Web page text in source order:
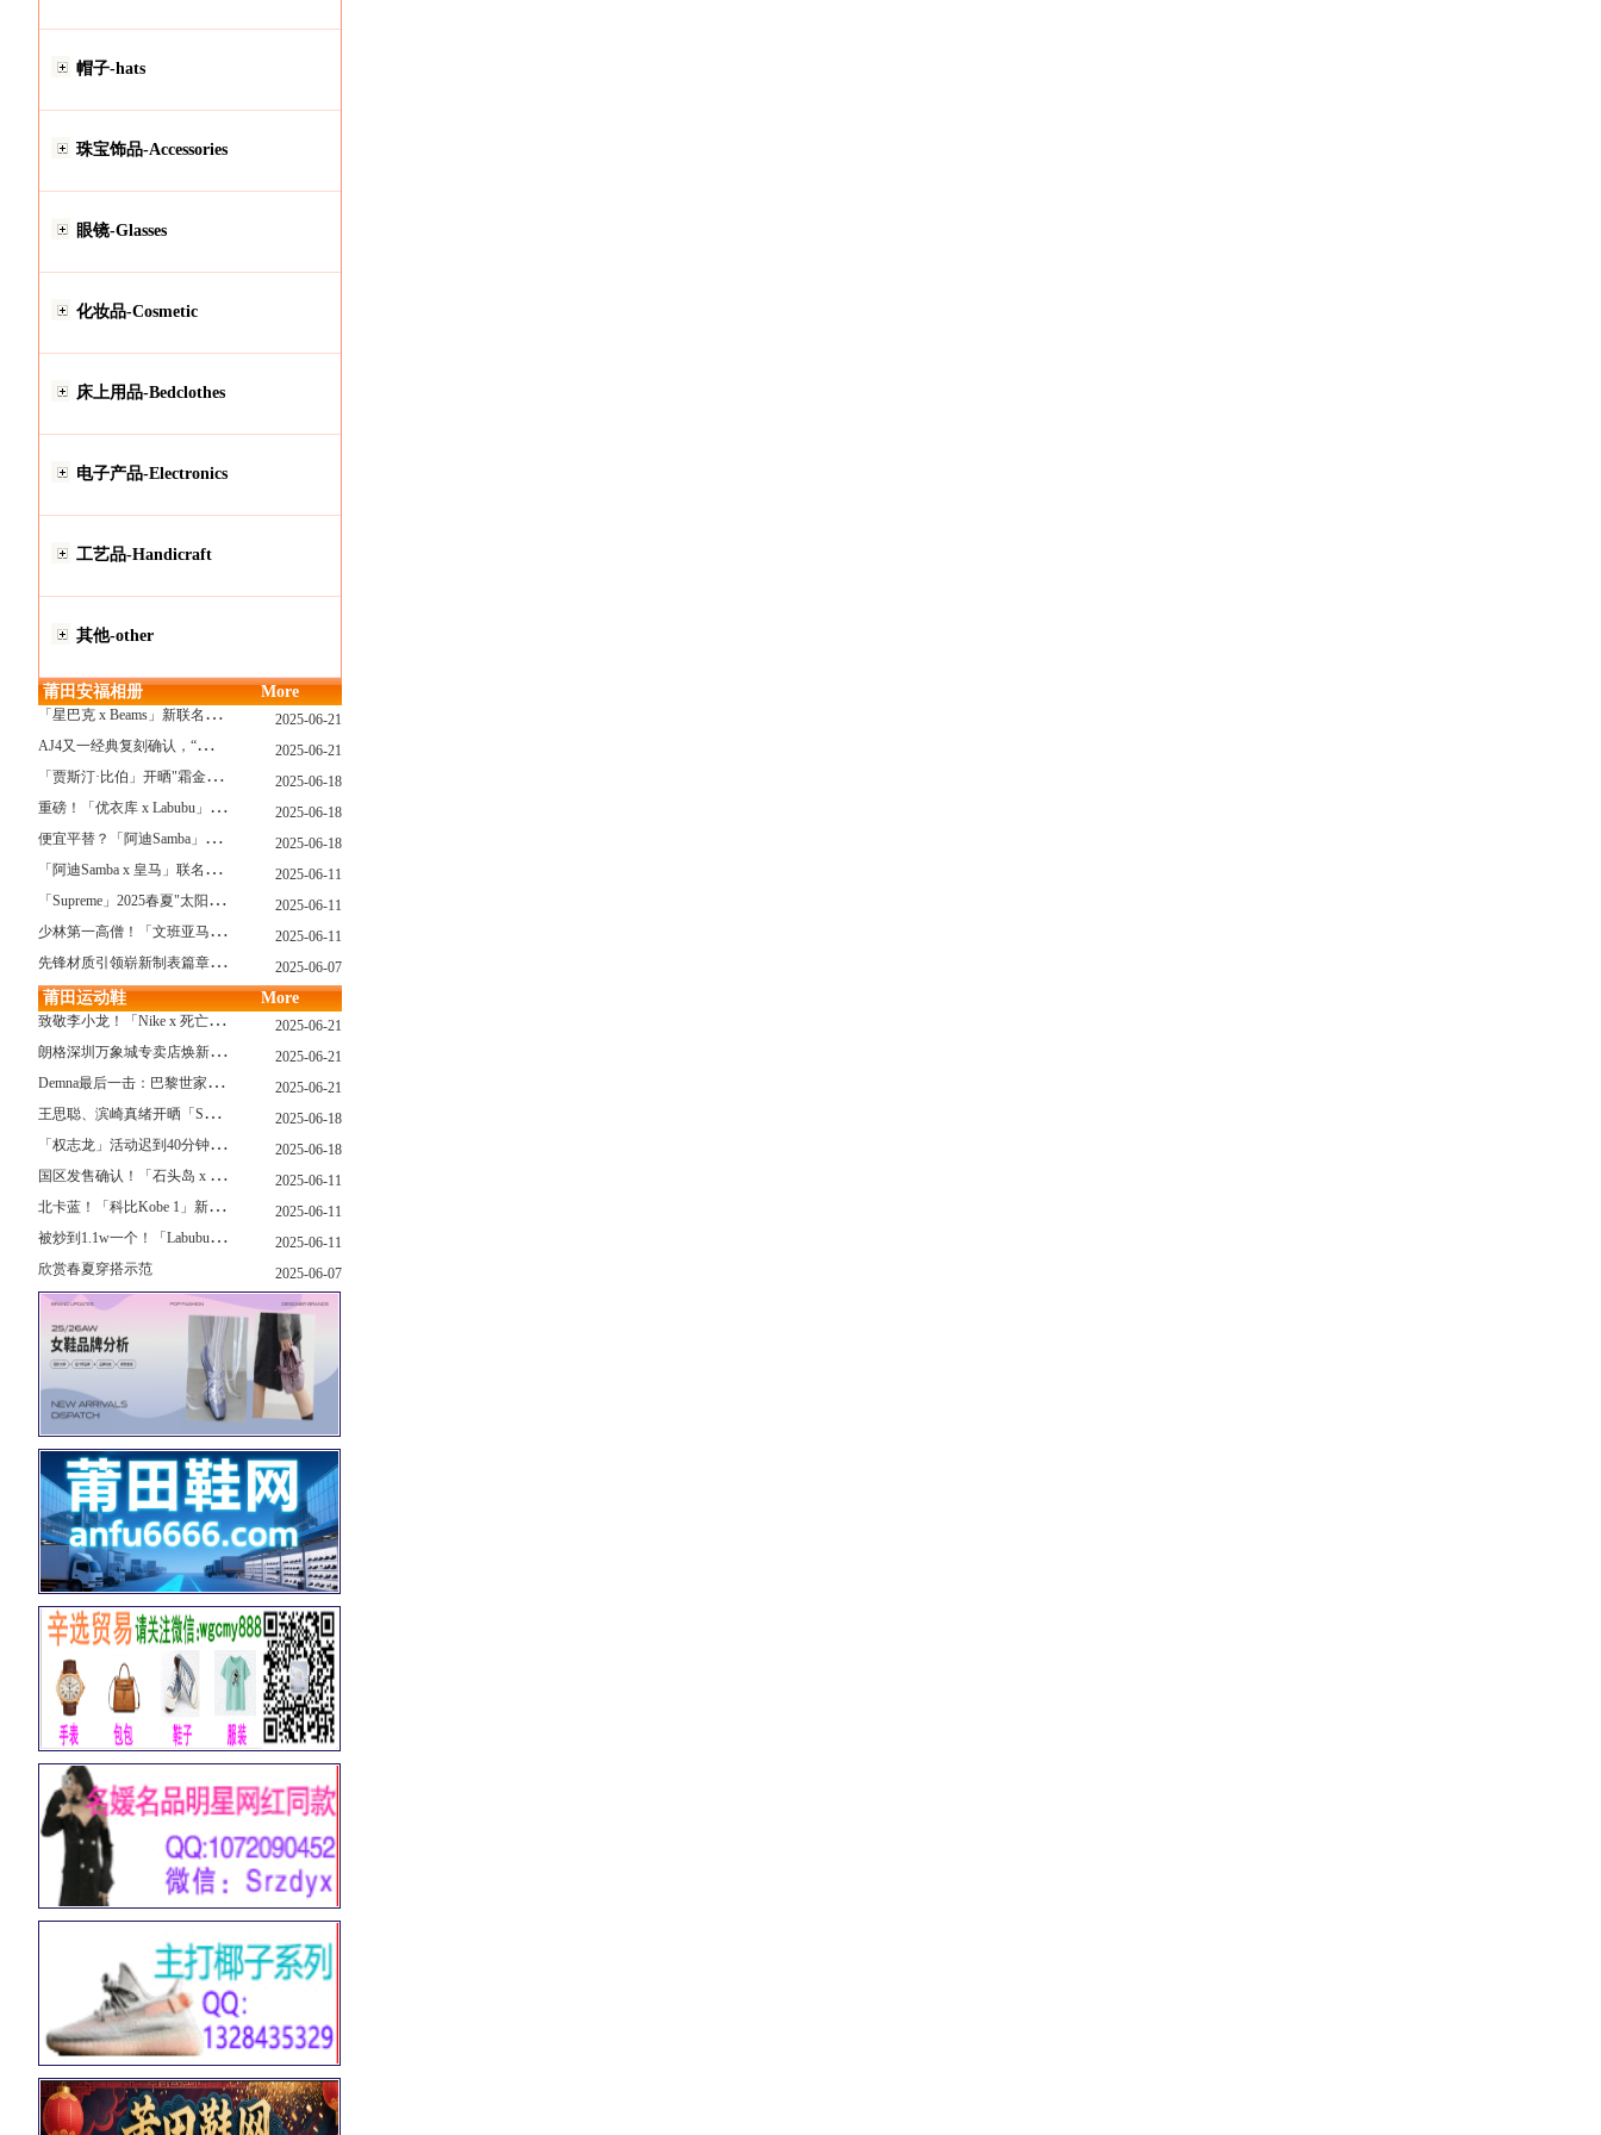
帽子-hats
珠宝饰品-Accessories
眼镜-Glasses
化妆品-Cosmetic
床上用品-Bedclothes
电子产品-Electronics
工艺品-Handicraft
其他-other
莆田安福相册 More
「
星巴克 x Beams」新联名系列曝光，定档发售！ 2025-06-21
A
J4又一经典复刻确认，“黑猫”配色发售日公布了！ 2025-06-21
「
贾斯汀·比伯」开晒"霜金爱彼AP"皇家橡树，破产？不可能的... 2025-06-18
重
磅！「优衣库 x Labubu」联名2.0计划曝光，单品清单泄露！ 2025-06-18
便
宜平替？「阿迪Samba」特别款"珍珠蕾丝"曝光，确认发售！ 2025-06-18
「
阿迪Samba x 皇马」联名确认发售，附发售链接... 2025-06-11
「
Supreme」2025春夏"太阳镜"系列曝光，附发售指南！ 2025-06-11
少
林第一高僧！「文班亚马」剃光头，去河南少林寺修行了... 2025-06-11
先
锋材质引领崭新制表篇章 TAG Heuer泰格豪雅推出采用新型钛金属打造的摩纳哥系列双秒追针计时码表，全新定义先锋材质 2025-06-07
莆田运动鞋 More
致
敬李小龙！「Nike x 死亡游戏」特殊配色曝光，确认发售！ 2025-06-21
朗
格深圳万象城专卖店焕新开幕 萨克森制表艺术耀启华南新章 2025-06-21
D
emna最后一击：巴黎世家玩上PUMA了 2025-06-21
王
思聪、滨崎真绪开晒「Switch 2」，一台溢价1000+...！ 2025-06-18
「
权志龙」活动迟到40分钟，反手捐了8.8亿韩元... 2025-06-18
国
区发售确认！「石头岛 x New Balance」新联名曝光，定档了！ 2025-06-11
北
卡蓝！「科比Kobe 1」新配色要发售了... 2025-06-11
被
炒到1.1w一个！「Labubu x sacai」三方特殊联名曝光...
2025-06-11
欣赏春夏穿搭示范
2025-06-07